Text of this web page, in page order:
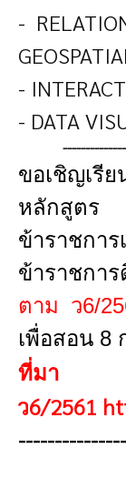
-
-
- DATA
ขอเชิญเรีย
หลักสูต
ข้าราชการ
ข้าราชกา
ตาม ว6/
เพื่อสอน 8
ที่ม
ว6/2561